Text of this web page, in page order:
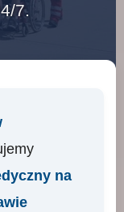
7.
na